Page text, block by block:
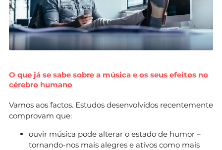
O que já se sabe sobre a música e os seus efeitos no
cérebro humano
Vamos aos factos. Estudos desenvolvidos recentemente
comprovam que:
ouvir música pode alterar o estado de humor –
tornando-nos mais alegres e ativos como mais